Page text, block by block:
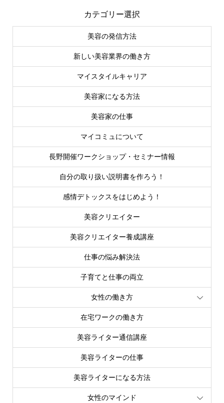
カテゴリー選択
美容の発信方法
新しい美容業界の働き方
マイスタイルキャリア
美容家になる方法
美容家の仕事
マイコミュについて
長野開催ワークショップ・セミナー情報
自分の取り扱い説明書を作ろう！
感情デトックスをはじめよう！
美容クリエイター
美容クリエイター養成講座
仕事の悩み解決法
子育てと仕事の両立
女性の働き方
在宅ワークの働き方
美容ライター通信講座
美容ライターの仕事
美容ライターになる方法
女性のマインド